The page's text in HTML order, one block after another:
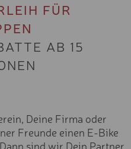
gilt in Österreich
die Nebensaison
FÜR
AB 15
Deine Firma oder
Freunde einen E-Bike
sind wir Dein Partner